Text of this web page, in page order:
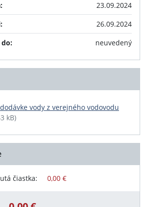
23.09.2024
26.09.2024
neuvedený
vody z verejného vodovodu
kB)
čiastka: 0,00 €